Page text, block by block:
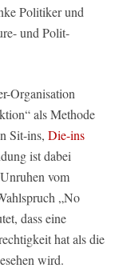
Politiker und
und Polit-
Organisation
als Methode
Sit-ins, Die-ins
ist dabei
vom
„No
dass eine
hat als die
wird.